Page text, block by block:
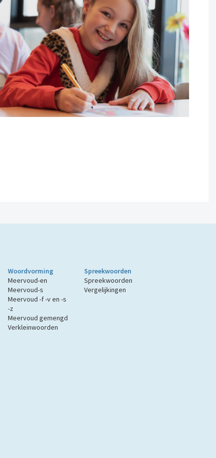
Woordvorming
Meervoud-en
Meervoud-s
Meervoud -f -v en -s
-z
Meervoud gemengd
Verkleinwoorden
Spreekwoorden
Spreekwoorden
Vergelijkingen